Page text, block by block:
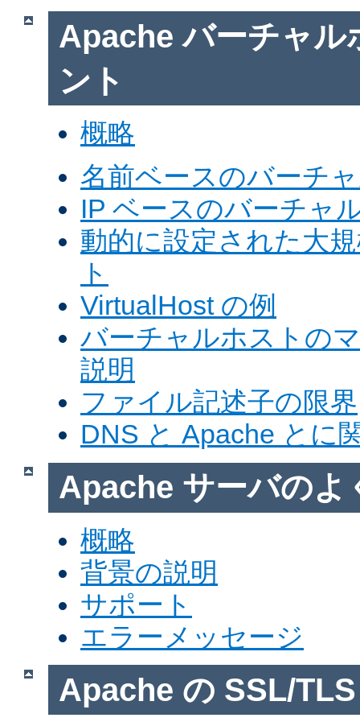
Apache バーチャル
ント
概略
名前ベースのバーチ
IP ベースのバーチャ
動的に設定された大
ト
VirtualHost の例
バーチャルホストの
説明
ファイル記述子の限界
DNS と Apache とに
Apache サーバのよ
概略
背景の説明
サポート
エラーメッセージ
Apache の SSL/